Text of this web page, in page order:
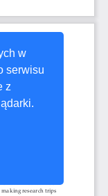
w
serwisu
z